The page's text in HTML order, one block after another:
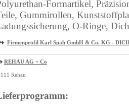
Formartikel,
Gummirollen,
O-Ringe,
Firmenprofil Karl Späh GmbH & Co. KG -
REHAU AG + Co
Rehau